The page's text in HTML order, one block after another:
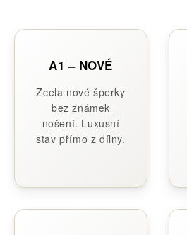
A1 – NOVÉ
Zcela nové šperky
bez známek
nošení. Luxusní
stav přímo z dílny.